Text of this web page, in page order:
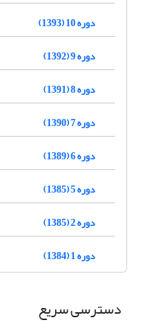
دوره 10 (1393)
دوره 9 (1392)
دوره 8 (1391)
دوره 7 (1390)
دوره 6 (1389)
دوره 5 (1385)
دوره 2 (1385)
دوره 1 (1384)
دسترسی سریع